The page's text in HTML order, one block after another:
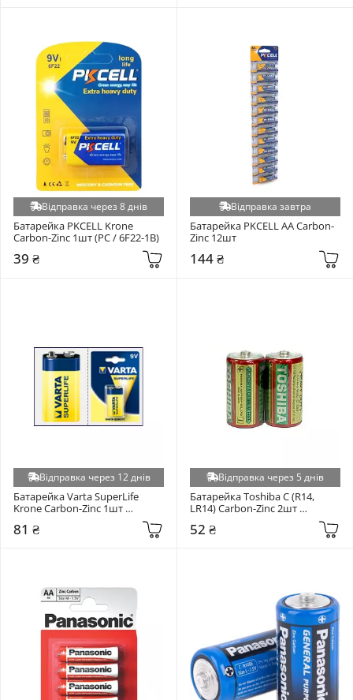
Відправка через 8 днів
Батарейка PKCELL Krone
Carbon-Zinc 1шт (PC / 6F22-1B)
39 ₴
Відправка завтра
Батарейка PKCELL AA Carbon-
Zinc 12шт
144 ₴
Відправка через 12 днів
Батарейка Varta SuperLife
Krone Carbon-Zinc 1шт
81 ₴
Відправка через 5 днів
Батарейка Toshiba C (R14,
LR14) Carbon-Zinc 2шт
52 ₴